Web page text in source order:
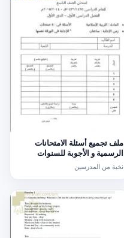
ملف تجميع أسئلة الامتحانات
الرسمية و الأجوبة للسنوات
السابقة الدور الأول (الامتحانات)
التاسع
نخبة من المدرسين